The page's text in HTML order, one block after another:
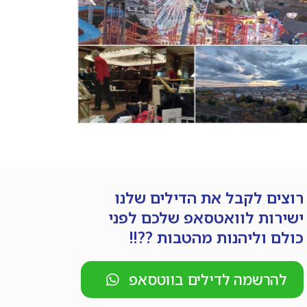
רוצים לקבל את הדילים שלנו
ישירות לוואטסאפ שלכם לפני
כולם וליהנות מהטבות ??!!
להרשמה לדילים בווטסאפ